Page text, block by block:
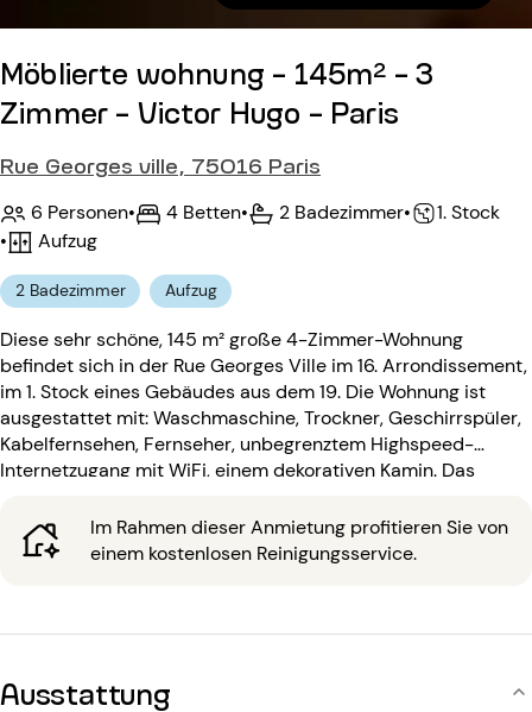
Möblierte wohnung - 145m² - 3
Zimmer - Victor Hugo - Paris
Rue Georges ville, 75016 Paris
6 Personen• 4 Betten• 2 Badezimmer•
1. Stock
•
Aufzug
2 Badezimmer Aufzug
Diese sehr schöne, 145 m² große 4-Zimmer-Wohnung
befindet sich in der Rue Georges Ville im 16. Arrondissement,
im 1. Stock eines Gebäudes aus dem 19. Die Wohnung ist
ausgestattet mit: Waschmaschine, Trockner, Geschirrspüler,
Kabelfernsehen, Fernseher, unbegrenztem Highspeed-
Internetzugang mit WiFi, einem dekorativen Kamin. Das
einem Aufzug, einem Eingangscode, einer
Gegensprechanlage, einem Concierge.
Im Rahmen dieser Anmietung profitieren Sie von
einem kostenlosen Reinigungsservice.
Ausstattung